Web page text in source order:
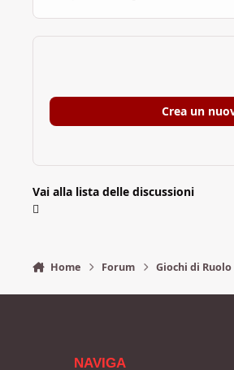
Crea un
Vai alla lista delle discussioni
Home Forum Giochi di Ruolo
NAVIGA